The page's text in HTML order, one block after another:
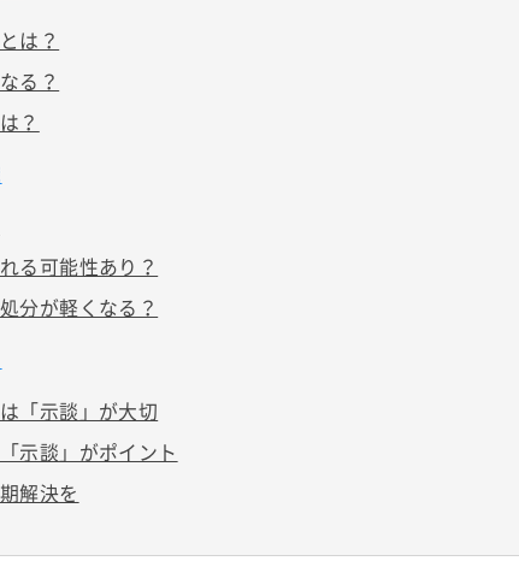
は？
る？
？
る可能性あり？
分が軽くなる？
「示談」が大切
示談」がポイント
解決を